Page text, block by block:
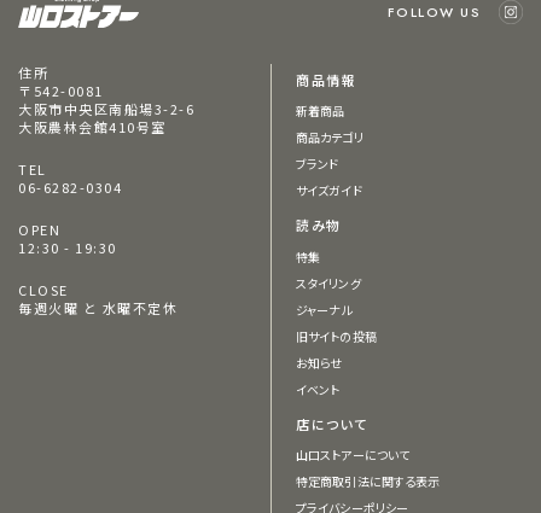
FOLLOW US
住所
〒542-0081
大阪市中央区南船場3-2-6
大阪農林会館410号室
TEL
06-6282-0304
OPEN
12:30 - 19:30
CLOSE
毎週火曜 と 水曜不定休
商品情報
新着商品
商品カテゴリ
ブランド
サイズガイド
読み物
特集
スタイリング
ジャーナル
旧サイトの投稿
お知らせ
イベント
店について
山口ストアーについて
特定商取引法に関する表示
プライバシーポリシー